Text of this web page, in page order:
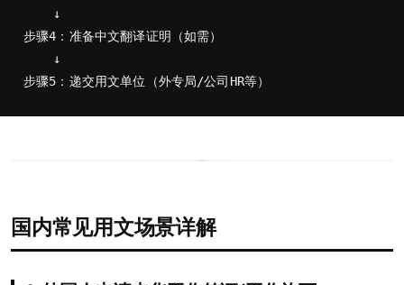
    ↓
步骤4：准备中文翻译证明（如需）
    ↓
国内常见用文场景详解